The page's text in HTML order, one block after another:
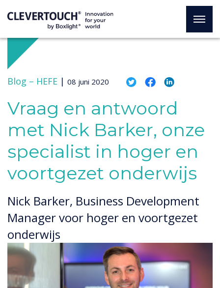
Blog – HEFE | 08 juni 2020
Vraag en antwoord
met Nick Barker, onze
specialist in hoger en
voortgezet onderwijs
Nick Barker, Business Development
Manager voor hoger en voortgezet
onderwijs